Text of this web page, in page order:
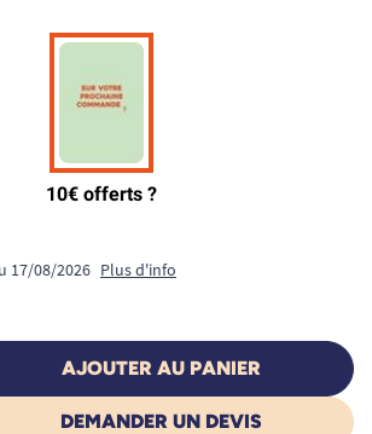
17/08/2026 Plus d'info
AJOUTER AU PANIER
DEMANDER UN DEVIS